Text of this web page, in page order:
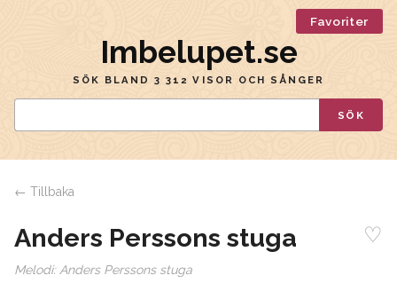
Favoriter
Imbelupet.se
SÖK BLAND 3 312 VISOR OCH SÅNGER
SÖK
← Tillbaka
Anders Perssons stuga ♡
Melodi: Anders Perssons stuga